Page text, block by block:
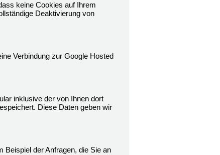
keine Cookies auf Ihrem
Deaktivierung von
Verbindung zur Google Hosted
inklusive der von Ihnen dort
Diese Daten geben wir
Beispiel der Anfragen, die Sie an